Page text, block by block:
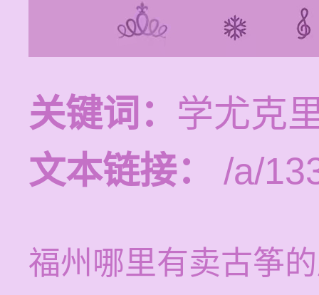
关键词： 学尤克
文本链接：
/a/
福州哪里有卖古筝